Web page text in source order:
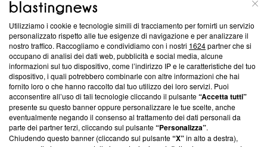
Questa sezione offre informazioni trasparenti su Blasting
News, sui nostri processi editoriali e su come ci impegniamo a
creare news di qualità. Inoltre, afferma la nostra aderenza a
‘Trust Project - News with Integrity’Blasting News non è
ancora membro del programma, ma ha richiesto di farne
parte; Trust Project non ha ancora effettuato una verifica di
conformità agli standard.
Su di noi
Utilizziamo i cookie e tecnologie simili di tracciamento per fornirti un servizio
personalizzato rispetto alle tue esigenze di navigazione e per analizzare il
nostro traffico. Raccogliamo e condividiamo con i nostri 1624partner che si
occupano di analisi dei dati web, pubblicità e social media, alcune
informazioni sul tuo dispositivo, come l’indirizzo IP e le caratteristiche del tuo
dispositivo, i quali potrebbero combinarle con altre informazioni che hai
fornito loro o che hanno raccolto dal tuo utilizzo dei loro servizi. Puoi
acconsentire all’uso di tali tecnologie cliccando il pulsante“Accetta tutti”
presente su questo banner oppure personalizzare le tue scelte, anche
eventualmente negando il consenso al trattamento dei dati personali da
parte dei partner terzi, cliccando sul pulsante“Personalizza”.
Chiudendo questo banner (cliccando sul pulsante“X”in alto a destra),